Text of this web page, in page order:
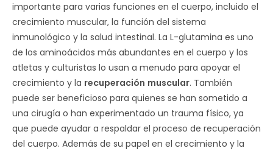
importante para varias funciones en el cuerpo, incluido el
crecimiento muscular, la función del sistema
inmunológico y la salud intestinal. La L-glutamina es uno
de los aminoácidos más abundantes en el cuerpo y los
atletas y culturistas lo usan a menudo para apoyar el
crecimiento y la recuperación muscular. También
puede ser beneficioso para quienes se han sometido a
una cirugía o han experimentado un trauma físico, ya
que puede ayudar a respaldar el proceso de recuperación
del cuerpo. Además de su papel en el crecimiento y la